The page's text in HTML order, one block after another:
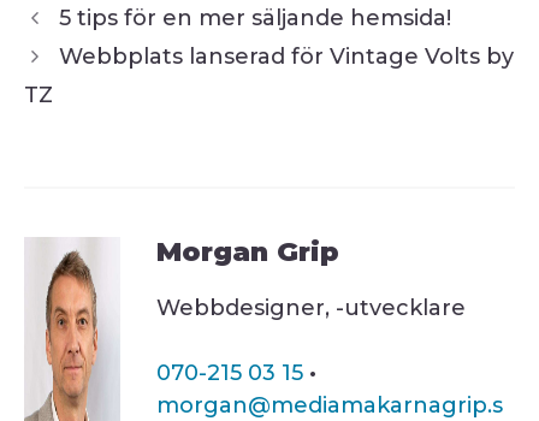
5 tips för en mer säljande hemsida!
Webbplats lanserad för Vintage Volts by
TZ
Morgan Grip
Webbdesigner, -utvecklare
070-215 03 15 ·
morgan@mediamakarnagrip.s